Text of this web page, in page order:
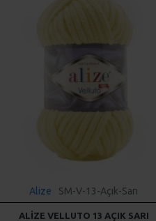
Alize SM-V-13-Açık-Sarı
ALIZE VELLUTO 13 AÇIK SARI